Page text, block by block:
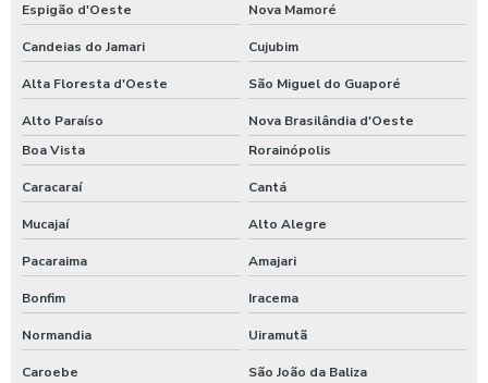
Espigão d'Oeste Nova Mamoré
Candeias do Jamari Cujubim
Alta Floresta d'Oeste São Miguel do Guaporé
Alto Paraíso
Nova Brasilândia d'Oeste
Boa Vista
Rorainópolis
Caracaraí Cantá
Mucajaí Alto Alegre
Pacaraima Amajari
Bonfim Iracema
Normandia Uiramutã
Caroebe São João da Baliza